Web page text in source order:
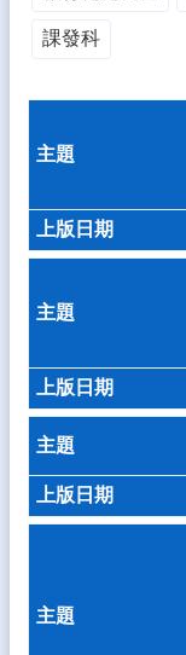
園
動
務
學
區
宣
導
專
區
相
課發科